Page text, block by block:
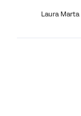
Laura Marta